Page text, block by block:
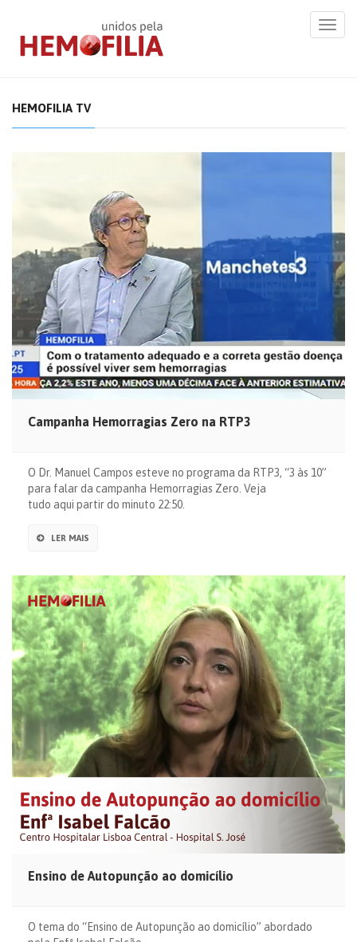
HEMOFILIA TV
Campanha Hemorragias Zero na RTP3
O Dr. Manuel Campos esteve no programa da RTP3, “3 às 10”
para falar da campanha Hemorragias Zero. Veja
tudo aqui partir do minuto 22:50.
LER MAIS
Ensino de Autopunção ao domicílio
O tema do “Ensino de Autopunção ao domicílio” abordado